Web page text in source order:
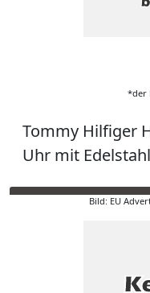
*der
Tommy Hilfiger
Uhr mit
Bild: EU